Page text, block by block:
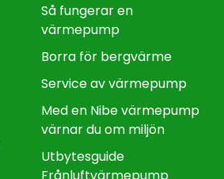
Så fungerar en
värmepump
Borra för bergvärme
Service av värmepump
Med en Nibe värmepump
värnar du om miljön​
Utbytesguide
Frånluftvärmepump